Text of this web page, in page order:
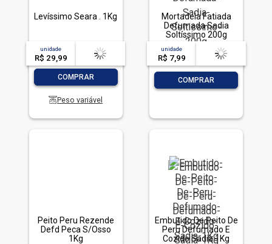
Levíssimo Seara . 1Kg
unidade
R$ 29,99
acima de
-- --,--un.
COMPRAR
Peso variável
Mortadela Fatiada
Defumada Sadia
Soltíssimo 200g
unidade
R$ 7,99
acima de
-- --,--un.
COMPRAR
Peito Peru Rezende
Defd Peca S/Osso
1Kg
Embutido De Peito De
Peru Defumado E
Cozido Sadia 1Kg